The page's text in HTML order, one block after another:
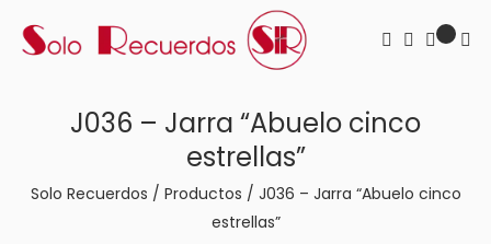
J036 – Jarra “Abuelo cinco
estrellas”
Solo Recuerdos / Productos / J036 – Jarra “Abuelo cinco
estrellas”